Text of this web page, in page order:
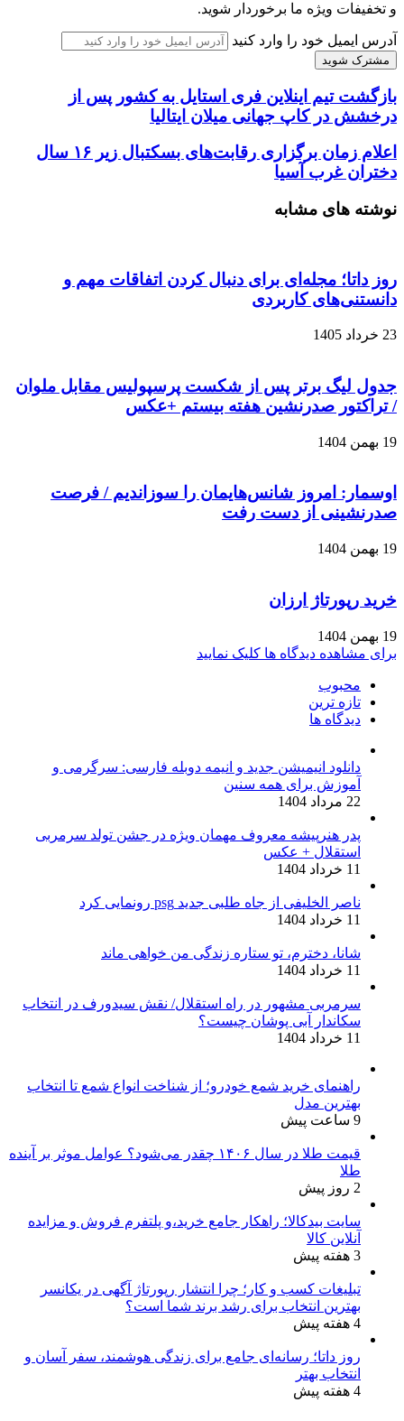
و تخفیفات ویژه ما برخوردار شوید.
آدرس ایمیل خود را وارد کنید
بازگشت تیم اینلاین فری استایل به کشور پس از
درخشش در کاپ جهانی میلان ایتالیا
اعلام زمان برگزاری رقابت‌های بسکتبال زیر ۱۶ سال
دختران غرب آسیا
نوشته های مشابه
روز داتا؛ مجله‌ای برای دنبال کردن اتفاقات مهم و
دانستنی‌های کاربردی
23 خرداد 1405
جدول لیگ برتر پس از شکست پرسپولیس مقابل ملوان
/ تراکتور صدرنشین هفته بیستم +عکس
19 بهمن 1404
اوسمار: امروز شانس‌هایمان را سوزاندیم / فرصت
صدرنشینی از دست رفت
19 بهمن 1404
خرید رپورتاژ ارزان
19 بهمن 1404
برای مشاهده دیدگاه ها کلیک نمایید
محبوب
تازه ترین
دیدگاه ها
دانلود انیمیشن جدید و انیمه دوبله فارسی: سرگرمی و
آموزش برای همه سنین
22 مرداد 1404
پدر هنرپیشه معروف مهمان ویژه در جشن تولد سرمربی
استقلال + عکس
11 خرداد 1404
ناصر الخلیفی از جاه طلبی جدید psg رونمایی کرد
11 خرداد 1404
شانا، دخترم، تو ستاره زندگی من خواهی ماند
11 خرداد 1404
سرمربی مشهور در راه استقلال/ نقش سیدورف در انتخاب
سکاندار آبی پوشان چیست؟
11 خرداد 1404
راهنمای خرید شمع خودرو؛ از شناخت انواع شمع تا انتخاب
بهترین مدل
9 ساعت پیش
قیمت طلا در سال ۱۴۰۶ چقدر می‌شود؟ عوامل موثر بر آینده
طلا
2 روز پیش
سایت بیدکالا؛ راهکار جامع خرید،و پلتفرم فروش و مزایده
آنلاین کالا
3 هفته پیش
تبلیغات کسب و کار؛ چرا انتشار رپورتاژ آگهی در یکانسر
بهترین انتخاب برای رشد برند شما است؟
4 هفته پیش
روز داتا؛ رسانه‌ای جامع برای زندگی هوشمند، سفر آسان و
انتخاب بهتر
4 هفته پیش